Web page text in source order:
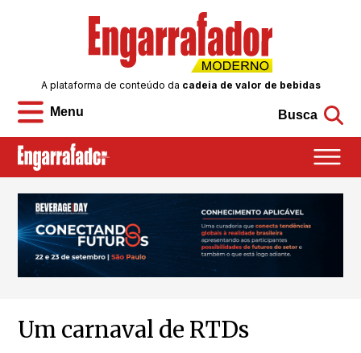
Menu
A plataforma de conteúdo da cadeia de valor de bebidas
Busca
Um carnaval de RTDs